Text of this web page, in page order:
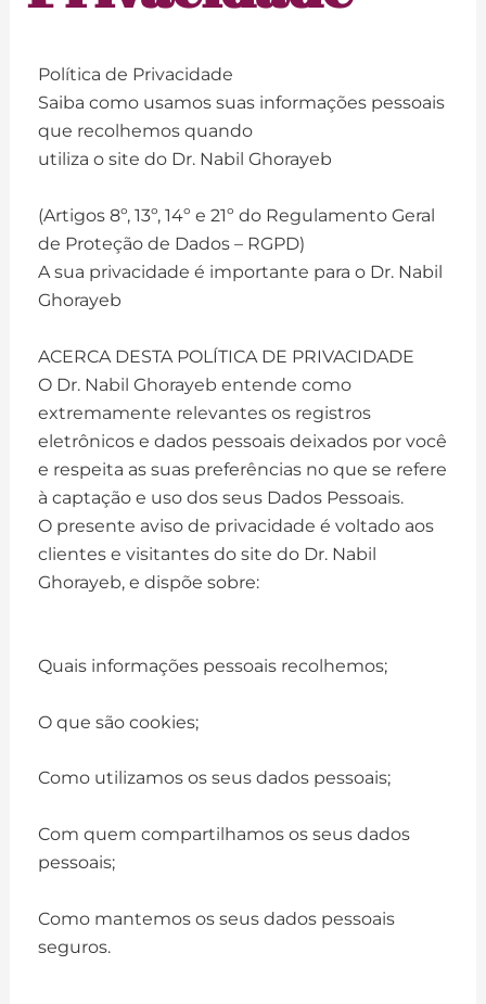
Política de Privacidade
Saiba como usamos suas informações pessoais
que recolhemos quando
utiliza o site do Dr. Nabil Ghorayeb
(Artigos 8º, 13º, 14º e 21º do Regulamento Geral
de Proteção de Dados – RGPD)
A sua privacidade é importante para o Dr. Nabil
Ghorayeb
ACERCA DESTA POLÍTICA DE PRIVACIDADE​
O Dr. Nabil Ghorayeb entende como
extremamente relevantes os registros
eletrônicos e dados pessoais deixados por você
e respeita as suas preferências no que se refere
à captação e uso dos seus Dados Pessoais.
O presente aviso de privacidade é voltado aos
clientes e visitantes do site do Dr. Nabil
Ghorayeb, e dispõe sobre:
Quais informações pessoais recolhemos;
O que são cookies;
Como utilizamos os seus dados pessoais;
Com quem compartilhamos os seus dados
pessoais;
Como mantemos os seus dados pessoais
seguros.